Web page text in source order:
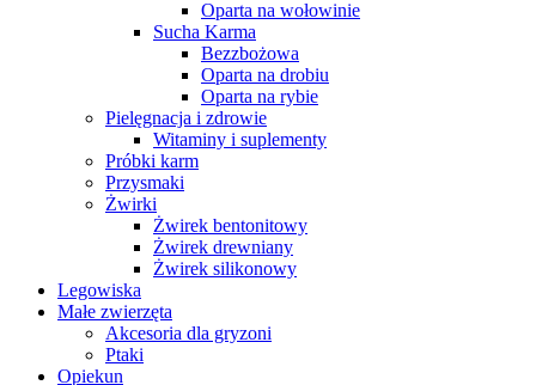
Oparta na wołowinie
Sucha Karma
Bezzbożowa
Oparta na drobiu
Oparta na rybie
Pielęgnacja i zdrowie
Witaminy i suplementy
Próbki karm
Przysmaki
Żwirki
Żwirek bentonitowy
Żwirek drewniany
Żwirek silikonowy
Legowiska
Małe zwierzęta
Akcesoria dla gryzoni
Ptaki
Opiekun